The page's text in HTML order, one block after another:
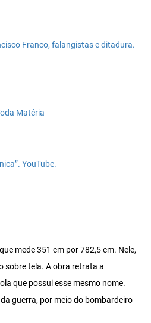
Franco, falangistas e ditadura.
Matéria
YouTube.
mede 351 cm por 782,5 cm. Nele,
sobre tela. A obra retrata a
que possui esse mesmo nome.
guerra, por meio do bombardeiro